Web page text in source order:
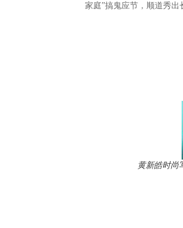
家庭”搞鬼应节，顺道秀
黄新皓时尚